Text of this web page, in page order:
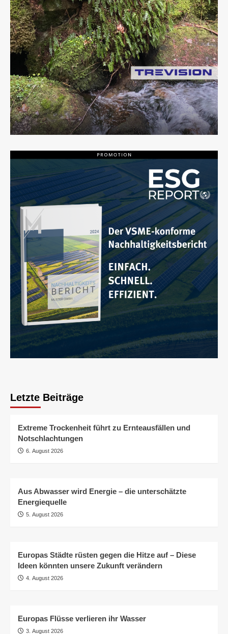
Letzte Beiträge
Extreme Trockenheit führt zu Ernteausfällen und
Notschlachtungen
6. August 2026
Aus Abwasser wird Energie – die unterschätzte
Energiequelle
5. August 2026
Europas Städte rüsten gegen die Hitze auf – Diese
Ideen könnten unsere Zukunft verändern
4. August 2026
Europas Flüsse verlieren ihr Wasser
3. August 2026